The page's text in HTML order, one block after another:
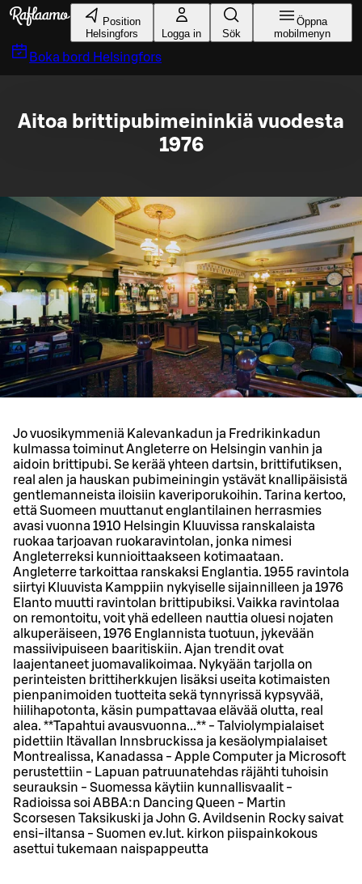
Gå till huvudinnehållet
Position
Helsingfors
Logga in Sök
Öppna
mobilmenyn
Boka bord Helsingfors
Aitoa brittipubimeininkiä vuodesta
1976
Jo vuosikymmeniä Kalevankadun ja Fredrikinkadun
kulmassa toiminut Angleterre on Helsingin vanhin ja
aidoin brittipubi. Se kerää yhteen dartsin, brittifutiksen,
real alen ja hauskan pubimeiningin ystävät knallipäisistä
gentlemanneista iloisiin kaveriporukoihin. Tarina kertoo,
että Suomeen muuttanut englantilainen herrasmies
avasi vuonna 1910 Helsingin Kluuvissa ranskalaista
ruokaa tarjoavan ruokaravintolan, jonka nimesi
Angleterreksi kunnioittaakseen kotimaataan.
Angleterre tarkoittaa ranskaksi Englantia. 1955 ravintola
siirtyi Kluuvista Kamppiin nykyiselle sijainnilleen ja 1976
Elanto muutti ravintolan brittipubiksi. Vaikka ravintolaa
on remontoitu, voit yhä edelleen nauttia oluesi nojaten
alkuperäiseen, 1976 Englannista tuotuun, jykevään
massiivipuiseen baaritiskiin. Ajan trendit ovat
laajentaneet juomavalikoimaa. Nykyään tarjolla on
perinteisten brittiherkkujen lisäksi useita kotimaisten
pienpanimoiden tuotteita sekä tynnyrissä kypsyvää,
hiilihapotonta, käsin pumpattavaa elävää olutta, real
alea. **Tapahtui avausvuonna...** - Talviolympialaiset
pidettiin Itävallan Innsbruckissa ja kesäolympialaiset
Montrealissa, Kanadassa - Apple Computer ja Microsoft
perustettiin - Lapuan patruunatehdas räjähti tuhoisin
seurauksin - Suomessa käytiin kunnallisvaalit -
Radioissa soi ABBA:n Dancing Queen - Martin
Scorsesen Taksikuski ja John G. Avildsenin Rocky saivat
ensi-iltansa - Suomen ev.lut. kirkon piispainkokous
asettui tukemaan naispappeutta